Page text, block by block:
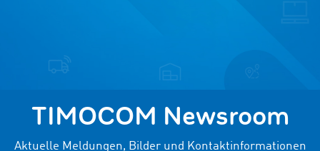
TIMOCOM Newsroom
Aktuelle Meldungen, Bilder und Kontaktinformationen